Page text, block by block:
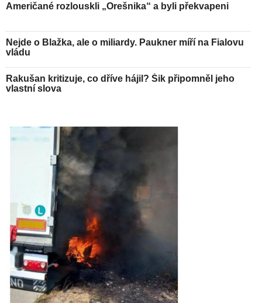
Američané rozlouskli „Orešnika“ a byli překvapeni
Nejde o Blažka, ale o miliardy. Paukner míří na Fialovu
vládu
Rakušan kritizuje, co dříve hájil? Šik připomněl jeho
vlastní slova